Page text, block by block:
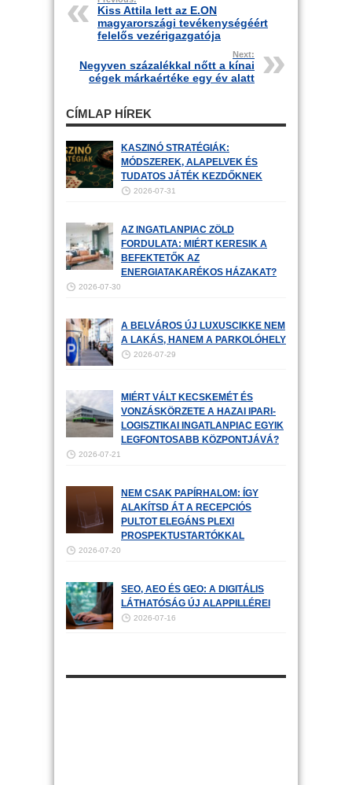
Kiss Attila lett az E.ON
magyarországi tevékenységéért
felelős vezérigazgatója
Next:
Negyven százalékkal nőtt a kínai
cégek márkaértéke egy év alatt
CÍMLAP HÍREK
KASZINÓ STRATÉGIÁK:
MÓDSZEREK, ALAPELVEK ÉS
TUDATOS JÁTÉK KEZDŐKNEK
2026-07-31
AZ INGATLANPIAC ZÖLD
FORDULATA: MIÉRT KERESIK A
BEFEKTETŐK AZ
ENERGIATAKARÉKOS HÁZAKAT?
2026-07-30
A BELVÁROS ÚJ LUXUSCIKKE NEM
A LAKÁS, HANEM A PARKOLÓHELY
2026-07-29
MIÉRT VÁLT KECSKEMÉT ÉS
VONZÁSKÖRZETE A HAZAI IPARI-
LOGISZTIKAI INGATLANPIAC EGYIK
LEGFONTOSABB KÖZPONTJÁVÁ?
2026-07-21
NEM CSAK PAPÍRHALOM: ÍGY
ALAKÍTSD ÁT A RECEPCIÓS
PULTOT ELEGÁNS PLEXI
PROSPEKTUSTARTÓKKAL
2026-07-20
SEO, AEO ÉS GEO: A DIGITÁLIS
LÁTHATÓSÁG ÚJ ALAPPILLÉREI
2026-07-16